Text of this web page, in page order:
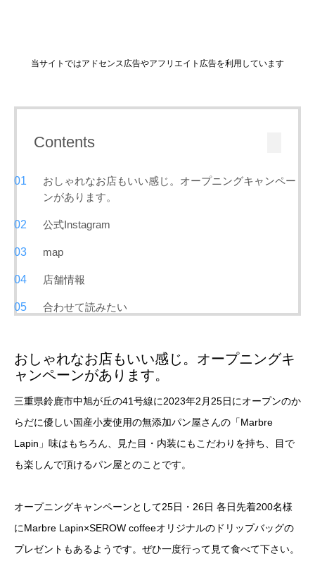
当サイトではアドセンス広告やアフリエイト広告を利用しています
Contents
おしゃれなお店もいい感じ。オープニングキャンペー
ンがあります。
公式Instagram
map
店舗情報
合わせて読みたい
おしゃれなお店もいい感じ。オープニングキ
ャンペーンがあります。
三重県鈴鹿市中旭が丘の41号線に2023年2月25日にオープンのか
らだに優しい国産小麦使用の無添加パン屋さんの「Marbre
Lapin」味はもちろん、見た目・内装にもこだわりを持ち、目で
も楽しんで頂けるパン屋とのことです。
オープニングキャンペーンとして25日・26日 各日先着200名様
にMarbre Lapin×SEROW coffeeオリジナルのドリップバッグの
プレゼントもあるようです。ぜひ一度行って見て食べて下さい。